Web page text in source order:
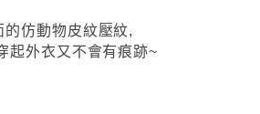
仿動物皮紋壓紋,
起外衣又不會有痕跡~